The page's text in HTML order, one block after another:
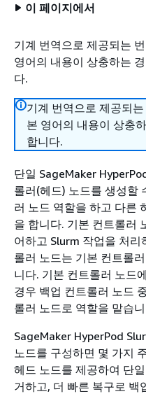
이 페이지에서
기계 번역으로 제공되는
영어의 내용이 상충하는
다.
기계 번역으로 제공되
본 영어의 내용이 상충
합니다.
단일 SageMaker
롤러(헤드) 노드를 생성할
러 노드 역할을 하고 다른
을 합니다. 기본 컨트롤러
어하고 Slurm 작업을 처
롤러 노드는 기본 컨트롤
니다. 기본 컨트롤러 노드
경우 백업 컨트롤러 노드
롤러 노드로 역할을 맡습
SageMaker HyperPod
노드를 구성하면 몇 가지
헤드 노드를 제공하여 단
거하고, 더 빠른 복구로 백